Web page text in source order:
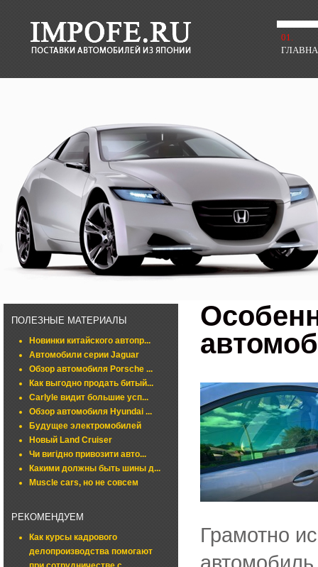
01.
ПОЛЕЗНЫЕ МАТЕРИАЛЫ
Новинки китайского автопр...
Автомобили серии Jaguar
Обзор автомобиля Porsche ...
Как выгодно продать битый...
Carlyle видит большие усп...
Обзор автомобиля Hyundai ...
Будущее электромобилей
Новый Land Cruiser
Чи вигідно привозити авто...
Какими должны быть шины д...
Muscle cars, но не совсем
РЕКОМЕНДУЕМ
Как курсы кадрового
делопроизводства помогают
Грамотно